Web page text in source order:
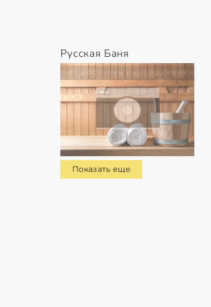
Русская Баня
Показать еще